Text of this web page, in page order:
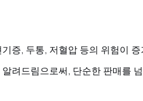
증, 두통, 저혈압 등의 위험이
려드림으로써, 단순한 판매를